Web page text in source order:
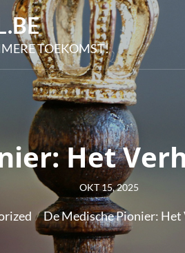
TOEKOMST!
Het
Posted
on
OKT 15, 2025
De Medische Pionier: Het